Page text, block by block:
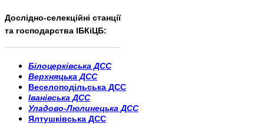
Дослідно-селекційні станції
та господарства ІБКіЦБ:
Білоцерківська ДСС
Верхняцька ДСС
Веселоподільська ДСС
Іванівська ДСС
Уладово-Люлинецька ДСС
Ялтушківська ДСС